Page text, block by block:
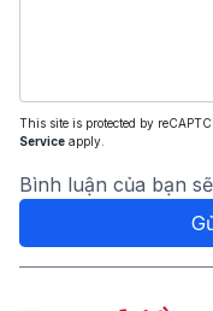
This site is protected by
Service apply.
Bình luận của bạn